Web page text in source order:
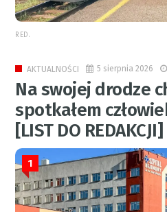
RED.
AKTUALNOŚCI 5 sierpnia 2026
Na swojej drodze
spotkałem
[LIST DO REDAKCJI]
1